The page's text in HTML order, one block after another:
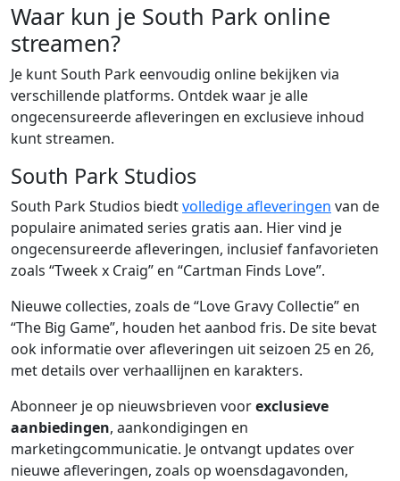
Waar kun je South Park online
streamen?
Je kunt South Park eenvoudig online bekijken via
verschillende platforms. Ontdek waar je alle
ongecensureerde afleveringen en exclusieve inhoud
kunt streamen.
South Park Studios
South Park Studios biedtvolledige afleveringen van de
populaire animated series gratis aan. Hier vind je
ongecensureerde afleveringen, inclusief fanfavorieten
zoals “Tweek x Craig” en “Cartman Finds Love”.
Nieuwe collecties, zoals de “Love Gravy Collectie” en
“The Big Game”, houden het aanbod fris. De site bevat
ook informatie over afleveringen uit seizoen 25 en 26,
met details over verhaallijnen en karakters.
Abonneer je op nieuwsbrieven voorexclusieve
aanbiedingen, aankondigingen en
marketingcommunicatie. Je ontvangt updates over
nieuwe afleveringen, zoals op woensdagavonden,